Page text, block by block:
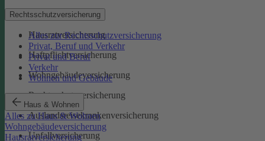
Rechtsschutzversicherung
Alles zur Rechtsschutzversicherung
Privat, Beruf und Verkehr
Privat und Beruf
Verkehr
Wohnen und Gebäude
Haus & Wohnen
Alles zu Haus & Wohnen
Wohngebäudeversicherung
Hausratversicherung
Kfz-Versicherungen
Hausratversicherung
Haftpflichtversicherung
Wohngebäudeversicherung
Rechtsschutzversicherung
Auslandsreisekrankenversicherung
Unfallversicherung